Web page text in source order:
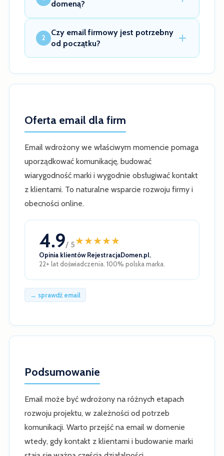
domeną?
2
Czy email firmowy jest potrzebny
od początku?
Oferta email dla firm
Email wdrożony we właściwym momencie pomaga
uporządkować komunikację, budować
wiarygodność marki i wygodnie obsługiwać kontakt
z klientami. To naturalne wsparcie rozwoju firmy i
obecności online.
4.9/ 5★★★★★
Opinia klientów RejestracjaDomen.pl.
22+ lat doświadczenia. 100% polska marka.
→ sprawdź email
Podsumowanie
Email może być wdrożony na różnych etapach
rozwoju projektu, w zależności od potrzeb
komunikacji. Warto przejść na email w domenie
wtedy, gdy kontakt z klientami i budowanie marki